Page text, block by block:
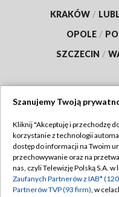
KRAKÓW /
OPOLE /
SZCZECIN /
Abonament TVP
Emisja w TVP
Szanujemy Twoją
Kliknij "Akceptuję i przechodzę
korzystanie z technologii
dostęp do informacji na Twoim
przechowywanie oraz na
nas, czyli Telewizję Polską S.A.
Zaufanych Partnerów z IAB*
Partnerów TVP (93 firm), w